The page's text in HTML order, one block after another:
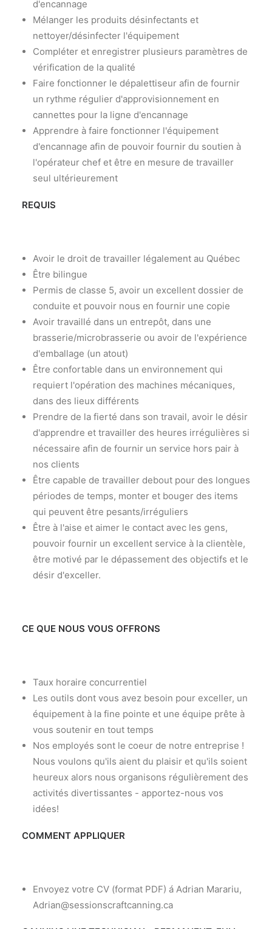
d'encannage
Mélanger les produits désinfectants et
nettoyer/désinfecter l'équipement
Compléter et enregistrer plusieurs paramètres de
vérification de la qualité
Faire fonctionner le dépalettiseur afin de fournir
un rythme régulier d'approvisionnement en
cannettes pour la ligne d'encannage
Apprendre à faire fonctionner l'équipement
d'encannage afin de pouvoir fournir du soutien à
l'opérateur chef et être en mesure de travailler
seul ultérieurement
REQUIS
Avoir le droit de travailler légalement au Québec
Être bilingue
Permis de classe 5, avoir un excellent dossier de
conduite et pouvoir nous en fournir une copie
Avoir travaillé dans un entrepôt, dans une
brasserie/microbrasserie ou avoir de l'expérience
d'emballage (un atout)
Être confortable dans un environnement qui
requiert l'opération des machines mécaniques,
dans des lieux différents
Prendre de la fierté dans son travail, avoir le désir
d'apprendre et travailler des heures irrégulières si
nécessaire afin de fournir un service hors pair à
nos clients
Être capable de travailler debout pour des longues
périodes de temps, monter et bouger des items
qui peuvent être pesants/irréguliers
Être à l'aise et aimer le contact avec les gens,
pouvoir fournir un excellent service à la clientèle,
être motivé par le dépassement des objectifs et le
désir d'exceller.
CE QUE NOUS VOUS OFFRONS
Taux horaire concurrentiel
Les outils dont vous avez besoin pour exceller, un
équipement à la fine pointe et une équipe prête à
vous soutenir en tout temps
Nos employés sont le coeur de notre entreprise !
Nous voulons qu'ils aient du plaisir et qu'ils soient
heureux alors nous organisons régulièrement des
activités divertissantes - apportez-nous vos
idées!
COMMENT APPLIQUER
Envoyez votre CV (format PDF) á Adrian Marariu,
Adrian@sessionscraftcanning.ca